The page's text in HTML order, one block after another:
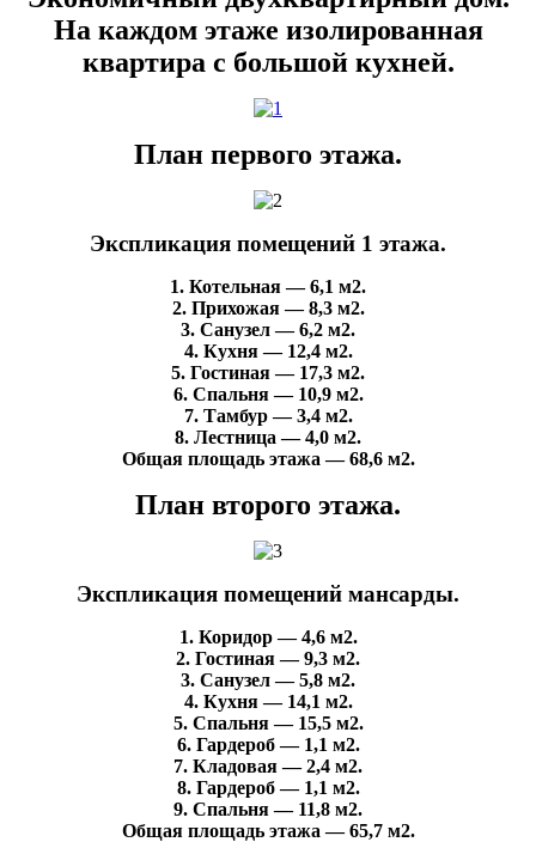
На каждом этаже изолированная
квартира с большой кухней.
План первого этажа.
Экспликация помещений 1 этажа.
1. Котельная — 6,1 м2.
2. Прихожая — 8,3 м2.
3. Санузел — 6,2 м2.
4. Кухня — 12,4 м2.
5. Гостиная — 17,3 м2.
6. Спальня — 10,9 м2.
7. Тамбур — 3,4 м2.
8. Лестница — 4,0 м2.
Общая площадь этажа — 68,6 м2.
План второго этажа.
Экспликация помещений мансарды.
1. Коридор — 4,6 м2.
2. Гостиная — 9,3 м2.
3. Санузел — 5,8 м2.
4. Кухня — 14,1 м2.
5. Спальня — 15,5 м2.
6. Гардероб — 1,1 м2.
7. Кладовая — 2,4 м2.
8. Гардероб — 1,1 м2.
9. Спальня — 11,8 м2.
Общая площадь этажа — 65,7 м2.